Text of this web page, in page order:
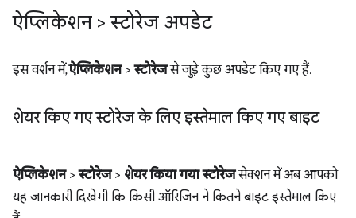
ऐप्लिकेशन > स्टोरेज अपडेट
इस वर्शन में,ऐप्लिकेशन>स्टोरेजसे जुड़े कुछ अपडेट किए गए हैं.
शेयर किए गए स्टोरेज के लिए इस्तेमाल किए गए बाइट
ऐप्लिकेशन>स्टोरेज> शेयर किया गया स्टोरेजसेक्शन में अब आपको
यह जानकारी दिखेगी कि किसी ऑरिजिन ने कितने बाइट इस्तेमाल किए